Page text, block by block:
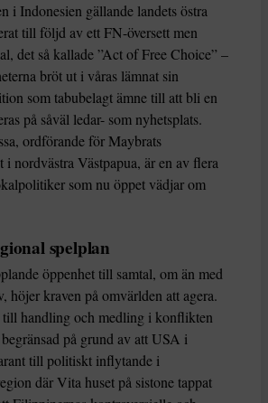
i Indonesien gällande landets östra
till följd av ett FN-översett men
det så kallade ”Act of Free Choice” –
bröt ut i våras lämnat sin
som tabubelagt ämne till att bli en
på såväl ledar- som nyhetsplats.
ordförande för Maybrats
i nordvästra Västpapua, är en av flera
som nu öppet vädjar om
spelplan
öppenhet till samtal, om än med
höjer kraven på omvärlden att agera.
handling och medling i konflikten
på grund av att USA i
till politiskt inflytande i
där Vita huset på sistone tappat